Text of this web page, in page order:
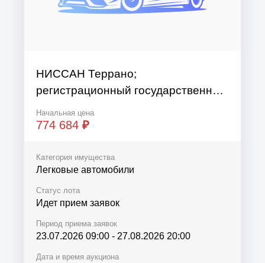
НИССАН Террано;
регистрационный государственный
номер – н/у; год выпуска – 2017г.,
номер кузова VIN –
Легковой
Начальная цена
774 684 ₽
Категория имущества
Легковые автомобили
Статус лота
Идет прием заявок
Период приема заявок
23.07.2026 09:00 - 27.08.2026 20:00
Дата и время аукциона